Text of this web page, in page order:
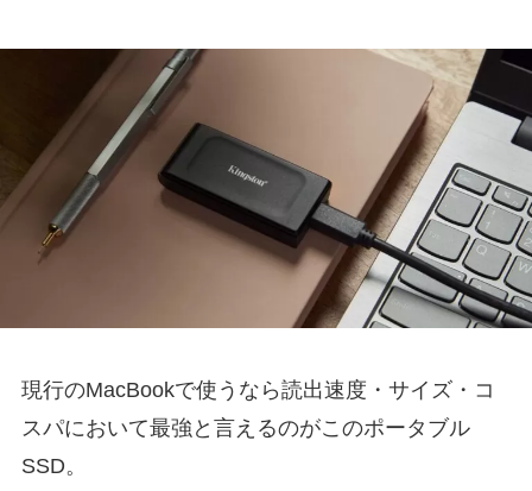
現行のMacBookで使うなら読出速度・サイズ・コ
スパにおいて最強と言えるのがこのポータブル
SSD。